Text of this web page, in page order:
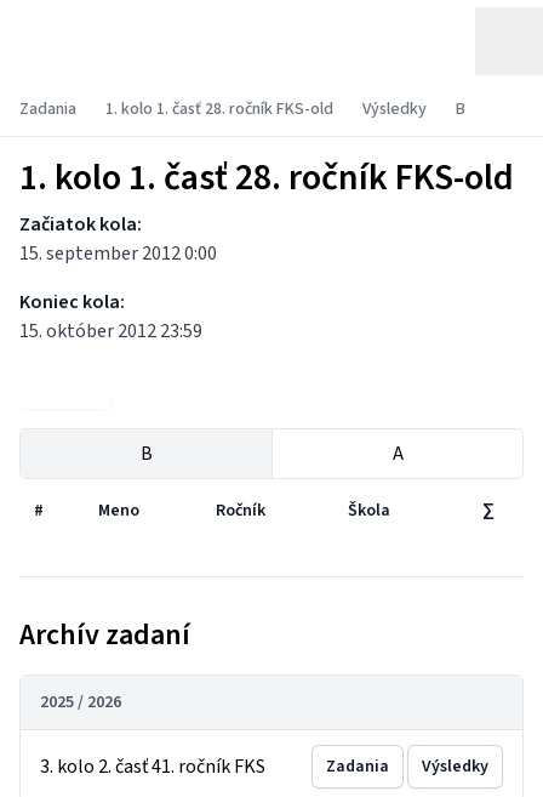
Zadania 1. kolo 1. časť 28. ročník FKS-old Výsledky B
1. kolo 1. časť 28. ročník FKS-old
Začiatok kola:
15. september 2012 0:00
Koniec kola:
15. október 2012 23:59
B A
# Meno Ročník Škola ∑
Archív zadaní
2025 / 2026
3. kolo 2. časť 41. ročník FKS Zadania Výsledky